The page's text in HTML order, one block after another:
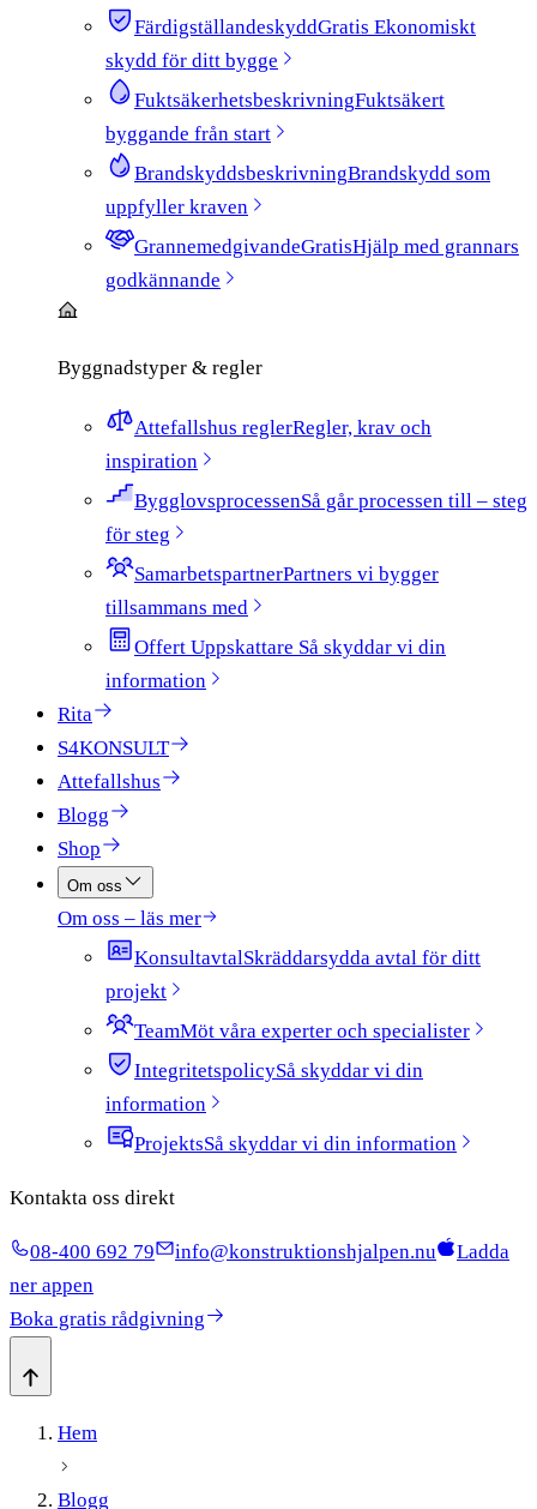
FärdigställandeskyddGratis Ekonomiskt
skydd för ditt bygge
FuktsäkerhetsbeskrivningFuktsäkert
byggande från start
BrandskyddsbeskrivningBrandskydd som
uppfyller kraven
GrannemedgivandeGratisHjälp med grannars
godkännande
Byggnadstyper & regler
Attefallshus reglerRegler, krav och
inspiration
BygglovsprocessenSå går processen till – steg
för steg
SamarbetspartnerPartners vi bygger
tillsammans med
Offert Uppskattare​​​​‌ ‍ ​‍​‍‌‍ ‌ ​‍‌‍‍‌‌‍‌ ‌‍‍‌‌‍ ‍​‍​‍​ ‍‍​‍​‍‌ ​ ‌‍​‌‌‍ ‍‌‍‍‌‌ ‌​‌ ‍‌​‍ ‍‌‍‍‌‌‍ ​‍​‍​‍ ​​‍​‍‌‍‍​‌ ​‍‌‍‌‌‌‍‌‍​‍​‍​ ‍‍​‍​‍​‍ ‌ ​ ‌ ‌​‌ ‌‌‌‍‌​‌‍‍‌‌‍ ​‍ ‌‍‍‌‌‍ ‍‌ ‌​‌‍‌‌‌‍ ‍‌ ‌​​‍ ‌‍‌‌‌‍‌​‌‍‍‌‌ ‌​​‍ ‌‍ ‌‌‍ ‌‍‌​‌‍‌‌​ ‌‌ ​​‌ ​‍‌‍‌‌‌ ​ ‌‍‌‌‌‍ ‍‌ ‌​‌‍​‌‌ ‌​‌‍‍‌‌‍ ‌‍ ‍​ ‍ ‌‍‍‌‌‍‌​​ ‌‌‍ ‍‌‍​‌‌ ‌‍‌‍‍‌‌‍‌ ‌‍​‌‌ ‌​‌‍‍‌‌‍ ‌‍ ‍‌‌​ ‌‍‌‌‌ ‌​‌ ‌​‌‍‍‌‌‍ ‍‌‍‌ ‌ ​ ​ ‍ ‌ ‌​‌ ‍‌‌ ​​‌‍‌‌​ ‌‌‍ ‍‌‍​‌‌ ‌‍‌‍‍‌‌‍‌ ‌‍​‌‌ ‌​‌‍‍‌‌‍ ‌‍ ‍‌‌​ ‌‍‌‌‌ ‌​‌ ‌​‌‍‍‌‌‍ ‍‌‍‌ ‌ ​ ​ ‍ ‌ ​​‌‍​‌‌ ‌​‌‍‍​​ ‌‌‍ ‌‌‍​‌‌‍‍‌‌‍ ‍‌​ ‌‌‍‌‌‌‍ ‍‌ ‌‌​‍‌‌​ ‌‌‌​​‍‌‌ ‌‍‍ ‌‍‌‌‌ ‍‌​‍‌‌​ ​ ‌​‌​​‍‌‌​ ​ ‌​‌​​‍‌‌​ ​‍​ ​‍‌ ​ ‌‍‌‌‌‍‌‌‌‍‌​​‍ ‌‌ ‍‌​‍‌‌​ ​‍​ ​‍​‍‌‌​ ‌‌‌​‌​​‍ ‍‌‍​ ‌‍‍​‌‍‍‌‌‍ ​‌‍‌​‌ ​‍‌‍‌‌‌‍ ‍​‍‌‌​ ‌‌‌​​‍‌‌ ‌‍‍ ‌‍‌‌‌ ‍‌​‍‌‌​ ​ ‌​‌​​‍‌‌​ ​ ‌​‌​​‍‌‌​ ​‍​ ​‍‌‍‌‍​ ​​‌‍‌​​ ‌‌​ ‌ ​ ‌‌‌‍​‌​ ​ ‌‍​‍​ ‌​‌‍​ ‌‍‌‌​‍‌‌​ ​‍​ ​‍​‍‌‌​ ‌‌‌​‌​​‍ ‍‌‍ ​‌‍‍‌‌‍ ‍‌‍‍ ​‍ ‍‌‍ ​‌‍​‌‌‍​‍‌‍‌‌‌‍ ​​ ‌‍​‍‌‍​‌‌ ​ ‌‍‌‌‌‌‌‌‌ ​‍‌‍ ​​ ‌​‍‌‌​ ​‍‌​‌‍‌ ​ ‌ ‌​‌ ‌‌‌‍‌​‌‍‍‌‌‍ ​‍‌‍‌‍‍‌‌‍‌​​ ‌‌‍ ‍‌‍​‌‌ ‌‍‌‍‍‌‌‍‌ ‌‍​‌‌ ‌​‌‍‍‌‌‍ ‌‍ ‍‌‌​ ‌‍‌‌‌ ‌​‌ ‌​‌‍‍‌‌‍ ‍‌‍‌ ‌ ​ ​‍‌‍‌ ‌​‌ ‍‌‌ ​​‌‍‌‌​ ‌‌‍ ‍‌‍​‌‌ ‌‍‌‍‍‌‌‍‌ ‌‍​‌‌ ‌​‌‍‍‌‌‍ ‌‍ ‍‌‌​ ‌‍‌‌‌ ‌​‌ ‌​‌‍‍‌‌‍ ‍‌‍‌ ‌ ​ ​‍‌‍‌ ​​‌‍​‌‌ ‌​‌‍‍​​ ‌‌‍ ‌‌‍​‌‌‍‍‌‌‍ ‍‌​ ‌‌‍‌‌‌‍ ‍‌ ‌‌​‍‌‌​ ‌‌‌​​‍‌‌ ‌‍‍ ‌‍‌‌‌ ‍‌​‍‌‌​ ​ ‌​‌​​‍‌‌​ ​ ‌​‌​​‍‌‌​ ​‍​ ​‍‌ ​ ‌‍‌‌‌‍‌‌‌‍‌​​‍ ‌‌ ‍‌​‍‌‌​ ​‍​ ​‍​‍‌‌​ ‌‌‌​‌​​‍ ‍‌‍​ ‌‍‍​‌‍‍‌‌‍ ​‌‍‌​‌ ​‍‌‍‌‌‌‍ ‍​‍‌‌​ ‌‌‌​​‍‌‌ ‌‍‍ ‌‍‌‌‌ ‍‌​‍‌‌​ ​ ‌​‌​​‍‌‌​ ​ ‌​‌​​‍‌‌​ ​‍​ ​‍‌‍‌‍​ ​​‌‍‌​​ ‌‌​ ‌ ​ ‌‌‌‍​‌​ ​ ‌‍​‍​ ‌​‌‍​ ‌‍‌‌​‍‌‌​ ​‍​ ​‍​‍‌‌​ ‌‌‌​‌​​‍ ‍‌‍ ​‌‍‍‌‌‍ ‍‌‍‍ ​‍ ‍‌‍ ​‌‍​‌‌‍​‍‌‍‌‌‌‍ ​​‍‌‍‌ ​​‌‍‌‌‌ ​‍‌ ​ ‌ ​​‌‍‌‌‌‍​ ‌ ‌​‌‍‍‌‌ ‌‍‌‍‌‌​ ‌‌ ​​‌ ‌‌‌‍​‍‌‍ ​‌‍‍‌‌ ​ ‌‍‍​‌‍‌‌‌‍‌​​‍​‍‌ ‌ ‍ ​‍​‍‌‍ ‌ ​‍‌‍‍‌‌‍‌ ‌‍‍‌‌‍ ‍​‍​‍​ ‍‍​‍​‍‌ ​ ‌‍​‌‌‍ ‍‌‍‍‌‌ ‌​‌ ‍‌​‍ ‍‌‍‍‌‌‍ ​‍​‍​‍ ​​‍​‍‌‍‍​‌ ​‍‌‍‌‌‌‍‌‍​‍​‍​ ‍‍​‍​‍​‍ ‌ ​ ‌ ‌​‌ ‌‌‌‍‌​‌‍‍‌‌‍ ​‍ ‌‍‍‌‌‍ ‍‌ ‌​‌‍‌‌‌‍ ‍‌ ‌​​‍ ‌‍‌‌‌‍‌​‌‍‍‌‌ ‌​​‍ ‌‍ ‌‌‍ ‌‍‌​‌‍‌‌​ ‌‌ ​​‌ ​‍‌‍‌‌‌ ​ ‌‍‌‌‌‍ ‍‌ ‌​‌‍​‌‌ ‌​‌‍‍‌‌‍ ‌‍ ‍​ ‍ ‌‍‍‌‌‍‌​​ ‌‌‍ ‍‌‍​‌‌ ‌‍‌‍‍‌‌‍‌ ‌‍​‌‌ ‌​‌‍‍‌‌‍ ‌‍ ‍‌‌​ ‌‍‌‌‌ ‌​‌ ‌​‌‍‍‌‌‍ ‍‌‍‌ ‌ ​ ​ ‍ ‌ ‌​‌ ‍‌‌ ​​‌‍‌‌​ ‌‌‍ ‍‌‍​‌‌ ‌‍‌‍‍‌‌‍‌ ‌‍​‌‌ ‌​‌‍‍‌‌‍ ‌‍ ‍‌‌​ ‌‍‌‌‌ ‌​‌ ‌​‌‍‍‌‌‍ ‍‌‍‌ ‌ ​ ​ ‍ ‌ ​​‌‍​‌‌ ‌​‌‍‍​​ ‌‌‍ ‌‌‍​‌‌‍‍‌‌‍ ‍‌​ ‌‌‍‌‌‌‍ ‍‌ ‌‌​‍‌‌​ ‌‌‌​​‍‌‌ ‌‍‍ ‌‍‌‌‌ ‍‌​‍‌‌​ ​ ‌​‌​​‍‌‌​ ​ ‌​‌​​‍‌‌​ ​‍​ ​‍‌ ​ ‌‍‌‌‌‍‌‌‌‍‌​​‍ ‌‌ ‍‌​‍‌‌​ ​‍​ ​‍​‍‌‌​ ‌‌‌​‌​​‍ ‍‌‍​ ‌‍‍​‌‍‍‌‌‍ ​‌‍‌​‌ ​‍‌‍‌‌‌‍ ‍​‍‌‌​ ‌‌‌​​‍‌‌ ‌‍‍ ‌‍‌‌‌ ‍‌​‍‌‌​ ​ ‌​‌​​‍‌‌​ ​ ‌​‌​​‍‌‌​ ​‍​ ​‍‌‍‌‍​ ​​‌‍‌​​ ‌‌​ ‌ ​ ‌‌‌‍​‌​ ​ ‌‍​‍​ ‌​‌‍​ ‌‍‌‌​‍‌‌​ ​‍​ ​‍​‍‌‌​ ‌‌‌​‌​​‍ ‍‌‍‌​‌‍‌‌‌ ​ ‌‍​ ‌ ​‍‌‍‍‌‌ ​​‌ ‌​‌‍‍‌‌‍ ‌‍ ‍​ ‌‍​‍‌‍​‌‌ ​ ‌‍‌‌‌‌‌‌‌ ​‍‌‍ ​​ ‌​‍‌‌​ ​‍‌​‌‍‌ ​ ‌ ‌​‌ ‌‌‌‍‌​‌‍‍‌‌‍ ​‍‌‍‌‍‍‌‌‍‌​​ ‌‌‍ ‍‌‍​‌‌ ‌‍‌‍‍‌‌‍‌ ‌‍​‌‌ ‌​‌‍‍‌‌‍ ‌‍ ‍‌‌​ ‌‍‌‌‌ ‌​‌ ‌​‌‍‍‌‌‍ ‍‌‍‌ ‌ ​ ​‍‌‍‌ ‌​‌ ‍‌‌ ​​‌‍‌‌​ ‌‌‍ ‍‌‍​‌‌ ‌‍‌‍‍‌‌‍‌ ‌‍​‌‌ ‌​‌‍‍‌‌‍ ‌‍ ‍‌‌​ ‌‍‌‌‌ ‌​‌ ‌​‌‍‍‌‌‍ ‍‌‍‌ ‌ ​ ​‍‌‍‌ ​​‌‍​‌‌ ‌​‌‍‍​​ ‌‌‍ ‌‌‍​‌‌‍‍‌‌‍ ‍‌​ ‌‌‍‌‌‌‍ ‍‌ ‌‌​‍‌‌​ ‌‌‌​​‍‌‌ ‌‍‍ ‌‍‌‌‌ ‍‌​‍‌‌​ ​ ‌​‌​​‍‌‌​ ​ ‌​‌​​‍‌‌​ ​‍​ ​‍‌ ​ ‌‍‌‌‌‍‌‌‌‍‌​​‍ ‌‌ ‍‌​‍‌‌​ ​‍​ ​‍​‍‌‌​ ‌‌‌​‌​​‍ ‍‌‍​ ‌‍‍​‌‍‍‌‌‍ ​‌‍‌​‌ ​‍‌‍‌‌‌‍ ‍​‍‌‌​ ‌‌‌​​‍‌‌ ‌‍‍ ‌‍‌‌‌ ‍‌​‍‌‌​ ​ ‌​‌​​‍‌‌​ ​ ‌​‌​​‍‌‌​ ​‍​ ​‍‌‍‌‍​ ​​‌‍‌​​ ‌‌​ ‌ ​ ‌‌‌‍​‌​ ​ ‌‍​‍​ ‌​‌‍​ ‌‍‌‌​‍‌‌​ ​‍​ ​‍​‍‌‌​ ‌‌‌​‌​​‍ ‍‌‍‌​‌‍‌‌‌ ​ ‌‍​ ‌ ​‍‌‍‍‌‌ ​​‌ ‌​‌‍‍‌‌‍ ‌‍ ‍​‍‌‍‌ ​​‌‍‌‌‌ ​‍‌ ​ ‌ ​​‌‍‌‌‌‍​ ‌ ‌​‌‍‍‌‌ ‌‍‌‍‌‌​ ‌‌ ​​‌ ‌‌‌‍​‍‌‍ ​‌‍‍‌‌ ​ ‌‍‍​‌‍‌‌‌‍‌​​‍​‍‌ ‌ Så skyddar vi din
information​​​​
Rita
S4KONSULT
Attefallshus
Blogg
Shop
Om oss
Om oss – läs mer
KonsultavtalSkräddarsydda avtal för ditt
projekt
TeamMöt våra experter och specialister
IntegritetspolicySå skyddar vi din
information
ProjektsSå skyddar vi din information
Kontakta oss direkt
08-400 692 79 info@konstruktionshjalpen.nu
Ladda
ner appen
Boka gratis rådgivning
Hem
Blogg